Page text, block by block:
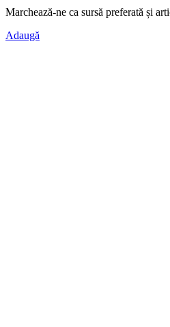
Marchează-ne ca sursă preferată și
Adaugă